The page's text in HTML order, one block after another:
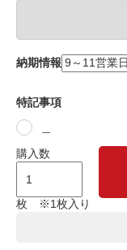
納期情報
特記事項
購入数
枚 ※1枚入り